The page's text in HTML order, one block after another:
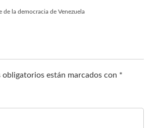
la democracia de Venezuela
obligatorios están marcados con *